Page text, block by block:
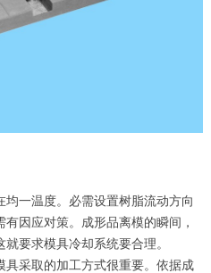
一温度。必需设置树脂流动方向
因应对策。成形品离模的瞬间，
要求模具冷却系统要合理。
采取的加工方式很重要。依据成